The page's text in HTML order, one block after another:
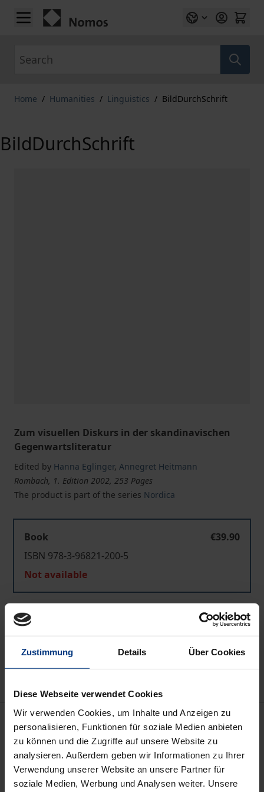
Zustimmung Details Über Cookies
Diese Webseite verwendet Cookies
Wir verwenden Cookies, um Inhalte und Anzeigen zu
personalisieren, Funktionen für soziale Medien anbieten
zu können und die Zugriffe auf unsere Website zu
analysieren. Außerdem geben wir Informationen zu Ihrer
Verwendung unserer Website an unsere Partner für
soziale Medien, Werbung und Analysen weiter. Unsere
Skip to Content
Home / Humanities / Linguistics / BildDurchSchrift
BildDurchSchrift
Zum visuellen Diskurs in der skandinavischen
Gegenwartsliteratur
Edited by Hanna Eglinger, Annegret Heitmann
Rombach, 1. Edition 2002, 253 Pages
The product is part of the series Nordica
Book
€39.90
ISBN 978-3-96821-200-5
Not available
Delivery cost notice
Description
Die aktuelle Formel vom "iconic turn" ruft die
ubiquitäre Präsenz des Bildes im Denken, Erinnern,
Wahrnehmen und Imaginieren des Menschen auf.